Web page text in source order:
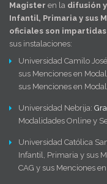
Magister en la difusión
Infantil, Primaria y sus
oficiales son
sus instalaciones:
Universidad Camilo
sus Menciones en
sus Menciones en
Universidad Nebrija:
Modalidades Online y
Universidad Católica
Infantil, Primaria y sus
CAG y sus Menciones